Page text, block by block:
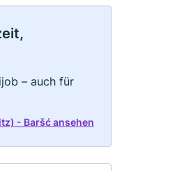
– auch für
- Baršć ansehen